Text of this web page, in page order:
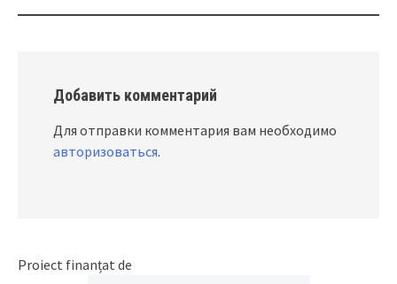
Добавить комментарий
Для отправки комментария вам необходимо
авторизоваться.
Proiect finanțat de